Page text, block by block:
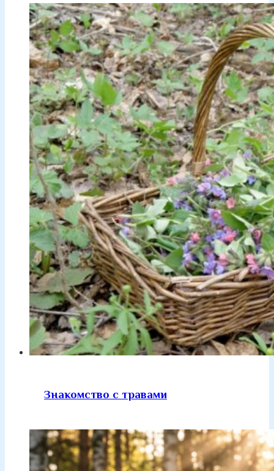
Знакомство с травами